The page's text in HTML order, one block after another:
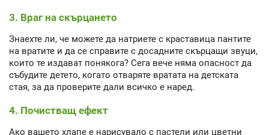
3. Враг на скърцането
Знаехте ли, че можете да натриете с краставица пантите
на вратите и да се справите с досадните скърцащи звуци,
които те издават понякога? Сега вече няма опасност да
събудите детето, когато отваряте вратата на детската
стая, за да проверите дали всичко е наред.
4. Почистващ ефект
Ако вашето хлапе е нарисувало с пастели или цветни